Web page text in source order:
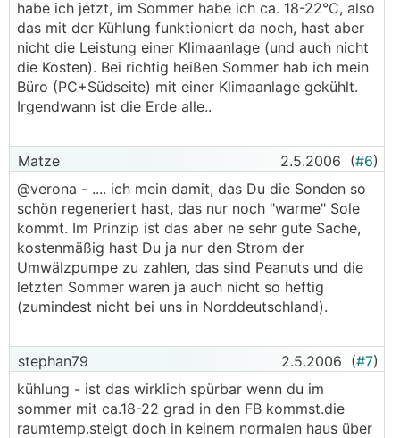
habe ich jetzt, im Sommer habe ich ca. 18-22°C, also
das mit der Kühlung funktioniert da noch, hast aber
nicht die Leistung einer Klimaanlage (und auch nicht
die Kosten). Bei richtig heißen Sommer hab ich mein
Büro (PC+Südseite) mit einer Klimaanlage gekühlt.
Irgendwann ist die Erde alle..
Matze 2.5.2006 (#6)
@verona - .... ich mein damit, das Du die Sonden so
schön regeneriert hast, das nur noch "warme" Sole
kommt. Im Prinzip ist das aber ne sehr gute Sache,
kostenmäßig hast Du ja nur den Strom der
Umwälzpumpe zu zahlen, das sind Peanuts und die
letzten Sommer waren ja auch nicht so heftig
(zumindest nicht bei uns in Norddeutschland).
stephan79 2.5.2006 (#7)
kühlung - ist das wirklich spürbar wenn du im
sommer mit ca.18-22 grad in den FB kommst.die
raumtemp.steigt doch in keinem normalen haus über